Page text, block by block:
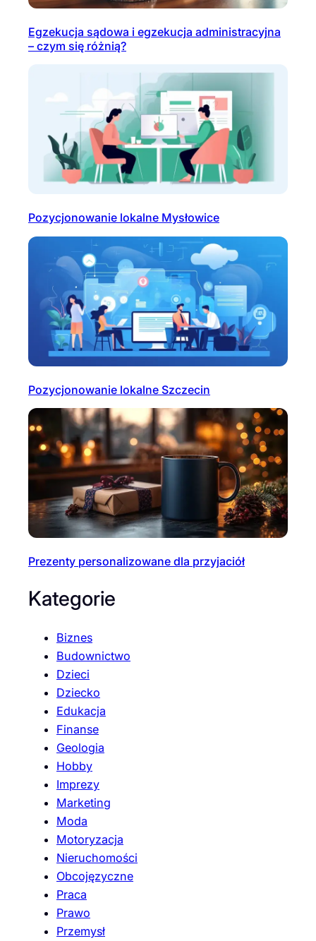
Egzekucja sądowa i egzekucja administracyjna
– czym się różnią?
Pozycjonowanie lokalne Mysłowice
Pozycjonowanie lokalne Szczecin
Prezenty personalizowane dla przyjaciół
Kategorie
Biznes
Budownictwo
Dzieci
Dziecko
Edukacja
Finanse
Geologia
Hobby
Imprezy
Marketing
Moda
Motoryzacja
Nieruchomości
Obcojęzyczne
Praca
Prawo
Przemysł